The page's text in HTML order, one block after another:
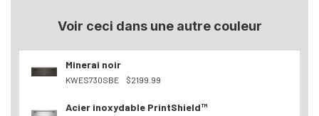
Voir ceci dans une autre couleur
Minerai noir
KWES730SBE $2199.99
Acier inoxydable PrintShield™